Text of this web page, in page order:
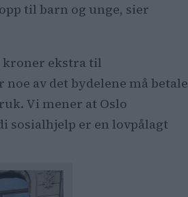
til barn og unge, sier
kroner ekstra til
av det bydelene må betale
Vi mener at Oslo
sosialhjelp er en lovpålagt